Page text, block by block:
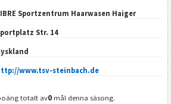
Sportzentrum Haarwasen Haiger
Str. 14
www.tsv-steinbach.de
totalt av0 mål denna säsong.